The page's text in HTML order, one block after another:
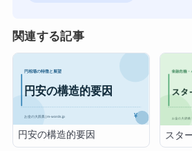
関連する記事
円安の構造的要因 スタ